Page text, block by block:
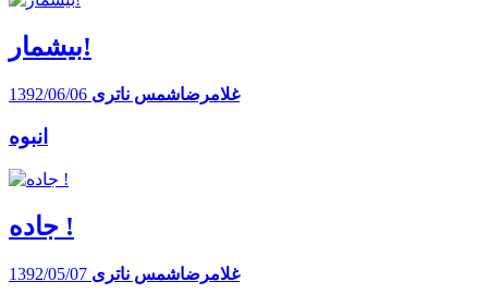
بیشمار!
غلامرضاشمس ناتری 1392/06/06
انبوه
جاده !
غلامرضاشمس ناتری 1392/05/07